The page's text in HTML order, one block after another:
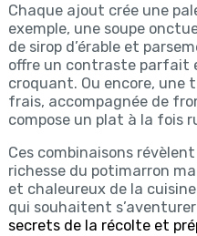
Chaque ajout crée une
exemple, une soupe
de sirop d’érable et
offre un contraste parfait
croquant. Ou encore,
frais, accompagnée de
compose un plat à la fois
Ces combinaisons
richesse du potimarron
et chaleureux de la
qui souhaitent
secrets de la récolte et